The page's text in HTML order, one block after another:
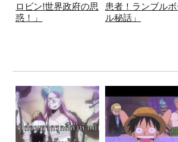
ロビン!世界政府の思
惑！」
患者！ランブルボ
ル秘話」